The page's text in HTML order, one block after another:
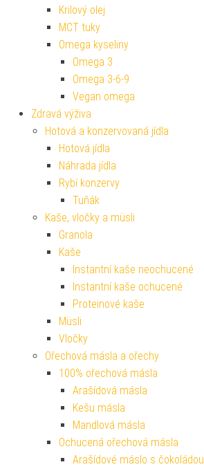
Krilový olej
MCT tuky
Omega kyseliny
Omega 3
Omega 3-6-9
Vegan omega
Zdravá výživa
Hotová a konzervovaná jídla
Hotová jídla
Náhrada jídla
Rybí konzervy
Tuňák
Kaše, vločky a müsli
Granola
Kaše
Instantní kaše neochucené
Instantní kaše ochucené
Proteinové kaše
Müsli
Vločky
Ořechová másla a ořechy
100% ořechová másla
Arašídová másla
Kešu másla
Mandlová másla
Ochucená ořechová másla
Arašídové máslo s čokoládou